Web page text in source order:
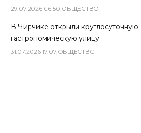
29.07.2026 06:50,ОБЩЕСТВО
В Чирчике открыли круглосуточную
гастрономическую улицу
31.07.2026 17:07,ОБЩЕСТВО